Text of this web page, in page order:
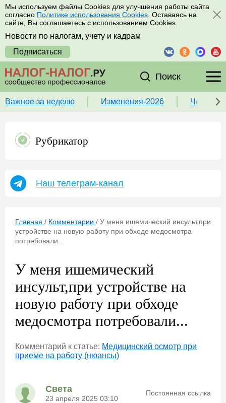
Мы используем файлы Cookies для улучшения работы сайта
согласно Политике использования Cookies . Оставаясь на
сайте, Вы соглашаетесь с использованием Cookies.
Новости по налогам, учету и кадрам
Подписаться
Поиск
Важное за неделю Изменения-2026 Чек-
Рубрикатор
Наш телеграм-канал
Главная / Комментарии / У меня ишемический инсульт,при
устройстве на новую работу при обходе медосмотра
потребовали...
У меня ишемический
инсульт,при устройстве на
новую работу при обходе
медосмотра потребовали...
Комментарий к статье: Медицинский осмотр при
приеме на работу (нюансы)
Света
23 апреля 2025 03:10
Постоянная ссылка